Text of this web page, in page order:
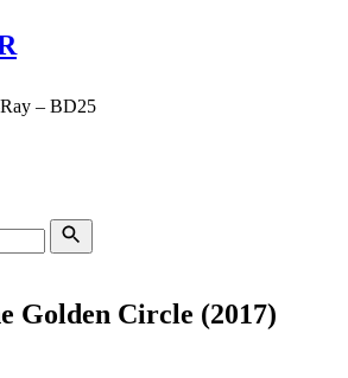
– BD25
Golden Circle (2017)